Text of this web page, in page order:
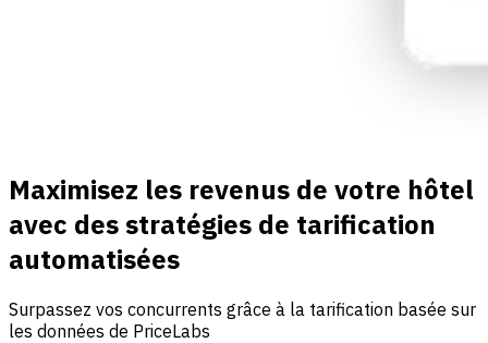
Maximisez les revenus de votre hôtel
avec des stratégies de tarification
automatisées
Surpassez vos concurrents grâce à la tarification basée sur
les données de PriceLabs